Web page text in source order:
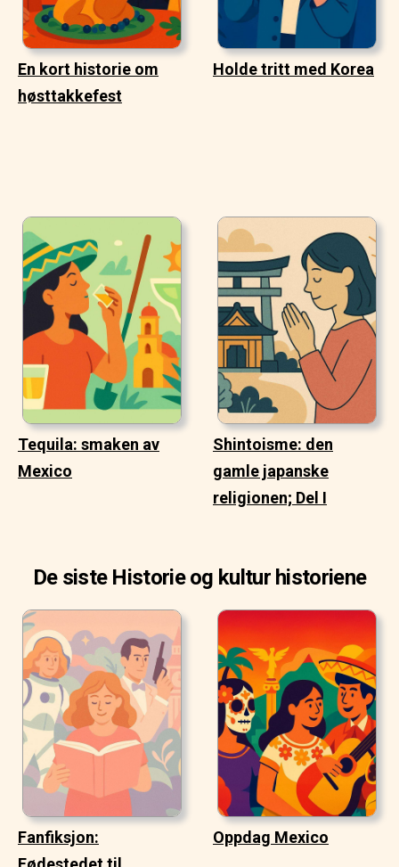
En kort historie om
høsttakkefest
Holde tritt med Korea
Tequila: smaken av
Mexico
Shintoisme: den
gamle japanske
religionen; Del I
De siste Historie og kultur historiene
Fanfiksjon:
Oppdag Mexico